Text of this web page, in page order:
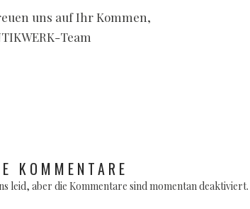
uns auf Ihr Kommen,
Team
KOMMENTARE
leid, aber die Kommentare sind momentan deaktiviert.